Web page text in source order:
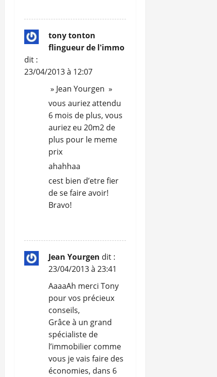
tony tonton
flingueur de l'immo
dit :
23/04/2013 à 12:07
» Jean Yourgen »
vous auriez attendu
6 mois de plus, vous
auriez eu 20m2 de
plus pour le meme
prix
ahahhaa
cest bien d’etre fier
de se faire avoir!
Bravo!
Jean Yourgen dit :
23/04/2013 à 23:41
AaaaAh merci Tony
pour vos précieux
conseils,
Grâce à un grand
spécialiste de
l’immobilier comme
vous je vais faire des
économies, dans 6